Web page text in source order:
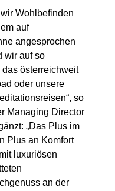
Wohlbefinden
auf
angesprochen
wir auf so
österreichweit
oder unsere
so
Managing Director
„Das Plus im
Plus an Komfort
luxuriösen
an der